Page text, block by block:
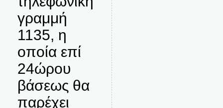
γραμμή
1135, η
οποία επί
24ώρου
βάσεως θα
παρέχει